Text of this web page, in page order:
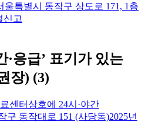
울특별시 동작구 상도로 171, 1층
신고
·응급’ 표기가 있는
장) (3)
센터상호에 24시·야간
구 동작대로 151 (사당동)2025년